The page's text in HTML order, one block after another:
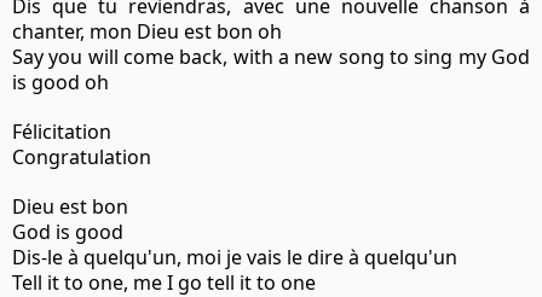
Dis que tu reviendras, avec une nouvelle chanson à
chanter, mon Dieu est bon oh
Say you will come back, with a new song to sing my God
is good oh
Félicitation
Congratulation
Dieu est bon
God is good
Dis-le à quelqu'un, moi je vais le dire à quelqu'un
Tell it to one, me I go tell it to one